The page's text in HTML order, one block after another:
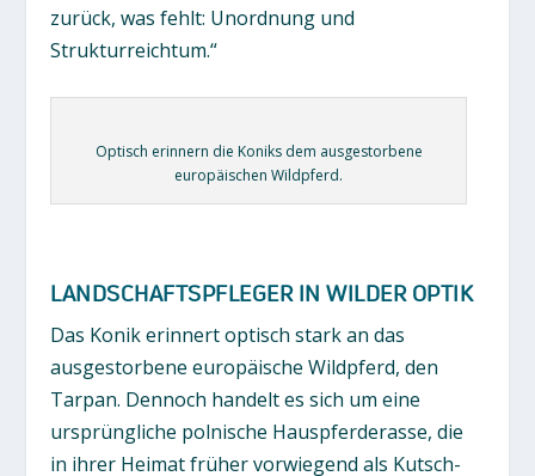
zurück, was fehlt: Unordnung und
Strukturreichtum.“
Optisch erinnern die Koniks dem ausgestorbene
europäischen Wildpferd.
LANDSCHAFTSPFLEGER IN WILDER OPTIK
Das Konik erinnert optisch stark an das
ausgestorbene europäische Wildpferd, den
Tarpan. Dennoch handelt es sich um eine
ursprüngliche polnische Hauspferderasse, die
in ihrer Heimat früher vorwiegend als Kutsch-